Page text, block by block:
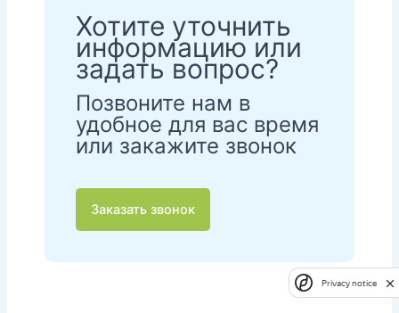
Хотите уточнить
информацию или
задать вопрос?
Позвоните нам в
удобное для вас время
или закажите звонок
Заказать звонок
Privacy notice